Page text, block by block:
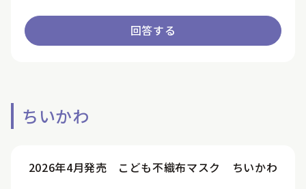
回答する
ちいかわ
2026年4月発売 こども不織布マスク ちいかわ